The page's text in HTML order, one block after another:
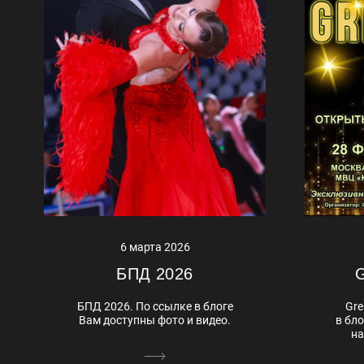
6 марта 2026
БПД 2026
БПД 2026. По ссылке в блоге
Вам доступны фото и видео.
в